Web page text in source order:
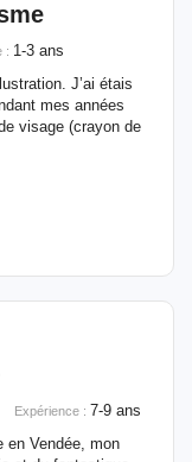
: 1-3 ans
J’ai étais
mes années
visage (crayon de
Expérience : 7-9 ans
en Vendée, mon